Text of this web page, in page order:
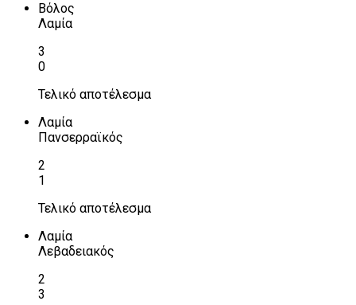
Βόλος
Λαμία
3
0
Τελικό αποτέλεσμα
Λαμία
Πανσερραϊκός
2
1
Τελικό αποτέλεσμα
Λαμία
Λεβαδειακός
2
3